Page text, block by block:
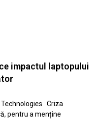
impactul laptopului
Technologies Criza
pentru a menține